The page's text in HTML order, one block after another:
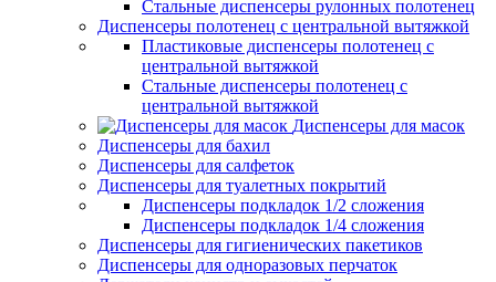
Стальные диспенсеры рулонных полотенец
Диспенсеры полотенец с центральной вытяжкой
Пластиковые диспенсеры полотенец с
центральной вытяжкой
Стальные диспенсеры полотенец с
центральной вытяжкой
Диспенсеры для масок
Диспенсеры для бахил
Диспенсеры для салфеток
Диспенсеры для туалетных покрытий
Диспенсеры подкладок 1/2 сложения
Диспенсеры подкладок 1/4 сложения
Диспенсеры для гигиенических пакетиков
Диспенсеры для одноразовых перчаток